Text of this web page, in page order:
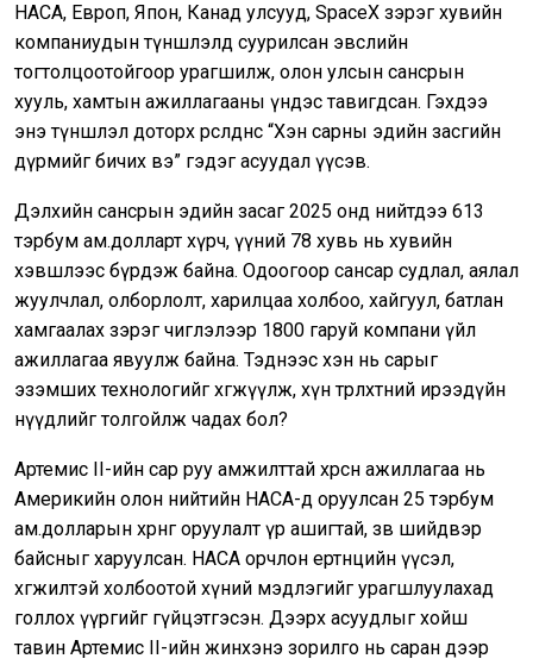
НАСА, Европ, Япон, Канад улсууд, SpaceX зэрэг хувийн
компаниудын түншлэлд суурилсан эвслийн
тогтолцоотойгоор урагшилж, олон улсын сансрын
хууль, хамтын ажиллагааны үндэс тавигдсан. Гэхдээ
энэ түншлэл доторх өрсөлдөөнөөс “Хэн сарны эдийн засгийн
дүрмийг бичих вэ” гэдэг асуудал үүсэв.
Дэлхийн сансрын эдийн засаг 2025 онд нийтдээ 613
тэрбум ам.долларт хүрч, үүний 78 хувь нь хувийн
хэвшлээс бүрдэж байна. Одоогоор сансар судлал, аялал
жуулчлал, олборлолт, харилцаа холбоо, хайгуул, батлан
хамгаалах зэрэг чиглэлээр 1800 гаруй компани үйл
ажиллагаа явуулж байна. Тэднээс хэн нь сарыг
эзэмших технологийг хөгжүүлж, хүн төрөлхтний ирээдүйн
нүүдлийг толгойлж чадах бол?
Aртемис II-ийн сар руу амжилттай хөөрсөн ажиллагаа нь
Америкийн олон нийтийн НАСА-д оруулсан 25 тэрбум
ам.долларын хөрөнгө оруулалт үр ашигтай, зөв шийдвэр
байсныг харуулсан. НАСА орчлон ертөнцийн үүсэл,
хөгжилтэй холбоотой хүний мэдлэгийг урагшлуулахад
голлох үүргийг гүйцэтгэсэн. Дээрх асуудлыг хойш
тавин Артемис II-ийн жинхэнэ зорилго нь саран дээр